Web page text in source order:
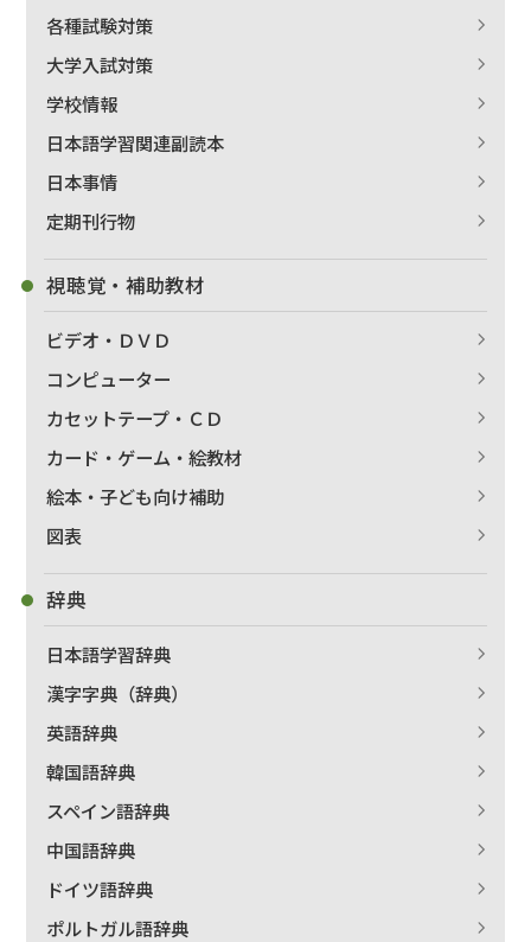
各種試験対策
大学入試対策
学校情報
日本語学習関連副読本
日本事情
定期刊行物
視聴覚・補助教材
ビデオ・ＤＶＤ
コンピューター
カセットテープ・ＣＤ
カード・ゲーム・絵教材
絵本・子ども向け補助
図表
辞典
日本語学習辞典
漢字字典（辞典）
英語辞典
韓国語辞典
スペイン語辞典
中国語辞典
ドイツ語辞典
ポルトガル語辞典